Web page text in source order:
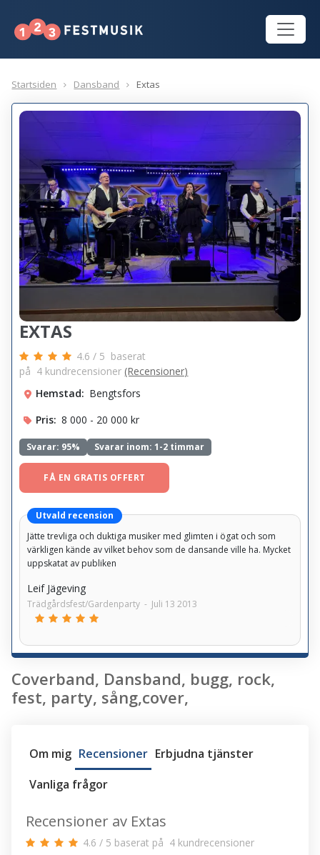
Startsiden Dansband Extas
EXTAS
4.6 / 5 baserat
på 4 kundrecensioner (Recensioner)
Hemstad: Bengtsfors
Pris: 8 000 - 20 000 kr
Svarar: 95% Svarar inom: 1-2 timmar
FÅ EN GRATIS OFFERT
Utvald recension
Jätte trevliga och duktiga musiker med glimten i ögat och som
värkligen kände av vilket behov som de dansande ville ha. Mycket
uppskatat av publiken
Leif Jägeving
Trädgårdsfest/Gardenparty - Juli 13 2013
Coverband, Dansband, bugg, rock,
fest, party, sång,cover,
Om mig Recensioner Erbjudna tjänster
Vanliga frågor
Recensioner av Extas
4.6 / 5 baserat på 4 kundrecensioner